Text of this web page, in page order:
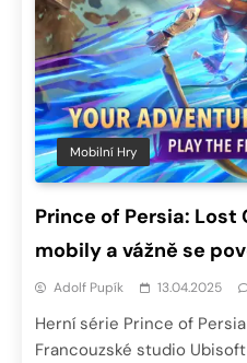
Mobilní Hry
Prince of Persia: Lost
mobily a vážně se
Adolf Pupík 13.04.2025
Herní série Prince of
Francouzské studio